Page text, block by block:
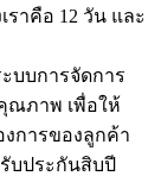
ราคือ 12 วัน และ
บบการจัดการ
ณภาพ เพื่อให้
การของลูกค้า
บประกันสิบปี